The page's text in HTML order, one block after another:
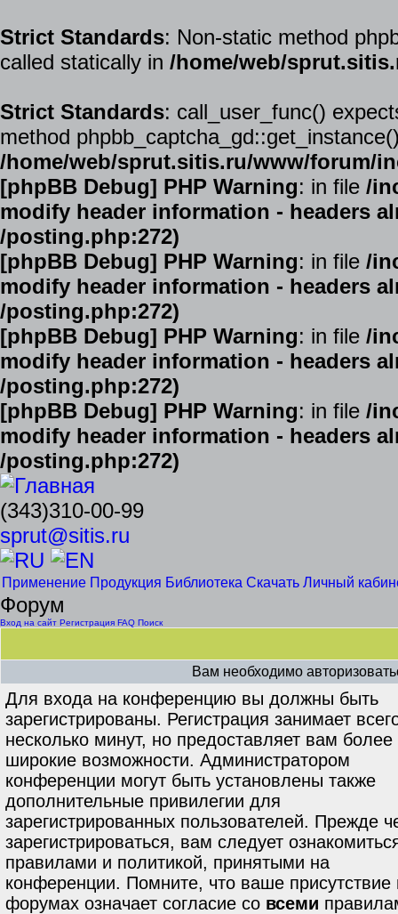
Strict Standards: Non-static method
called statically in /home/web/
Strict Standards: call_user_func()
method
/home/web/sprut.sitis.ru/www/forum/
[phpBB Debug] PHP Warning: in file /
modify header information - headers
/posting.php:272)
[phpBB Debug] PHP Warning: in file /
modify header information - headers
/posting.php:272)
[phpBB Debug] PHP Warning: in file /
modify header information - headers
/posting.php:272)
[phpBB Debug] PHP Warning: in file /
modify header information - headers
/posting.php:272)
(343)310-00-99
sprut@sitis.ru
Применение Продукция Библиотека Скачать Личный
Форум
Вход на сайт Регистрация FAQ Поиск
Вам необходимо
Для входа на конференцию вы должны быть
зарегистрированы. Регистрация занимает
несколько минут, но предоставляет вам более
широкие возможности. Администратором
конференции могут быть установлены также
дополнительные привилегии для
зарегистрированных пользователей. Прежде
зарегистрироваться, вам следует
правилами и политикой, принятыми на
конференции. Помните, что ваше присутствие
форумах означает согласие со всеми